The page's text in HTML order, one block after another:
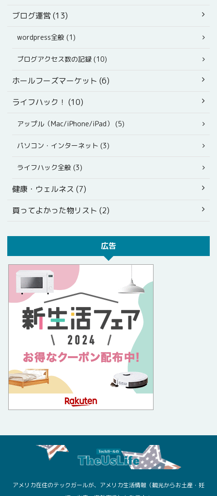
ブログ運営 (13)
wordpress全般 (1)
ブログアクセス数の記録 (10)
ホールフーズマーケット (6)
ライフハック！ (10)
アップル（Mac/iPhone/iPad） (5)
パソコン・インターネット (3)
ライフハック全般 (3)
健康・ウェルネス (7)
買ってよかった物リスト (2)
広告
アメリカ在住のテックガールが、アメリカ生活情報（観光からお土産・妊